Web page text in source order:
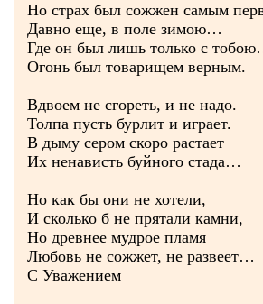
Но страх был сожжен самым
Давно еще, в поле зимою…
Где он был лишь только с
Огонь был товарищем верным.
Вдвоем не сгореть, и не надо.
Толпа пусть бурлит и играет.
В дыму сером скоро растает
Их ненависть буйного стада…
Но как бы они не хотели,
И сколько б не прятали камни,
Но древнее мудрое пламя
Любовь не сожжет, не развеет…
С Уважением